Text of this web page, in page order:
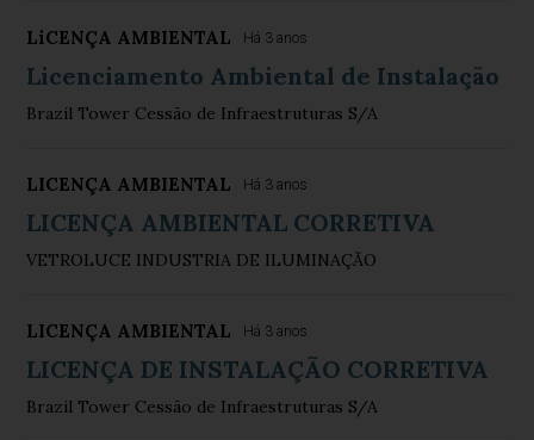
LiCENÇA AMBIENTAL Há 3 anos
Licenciamento Ambiental de Instalação
Brazil Tower Cessão de Infraestruturas S/A
LICENÇA AMBIENTAL Há 3 anos
LICENÇA AMBIENTAL CORRETIVA
VETROLUCE INDUSTRIA DE ILUMINAÇÃO
LICENÇA AMBIENTAL Há 3 anos
LICENÇA DE INSTALAÇÃO CORRETIVA
Brazil Tower Cessão de Infraestruturas S/A